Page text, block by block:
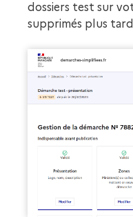
dossiers test sur
supprimés plus